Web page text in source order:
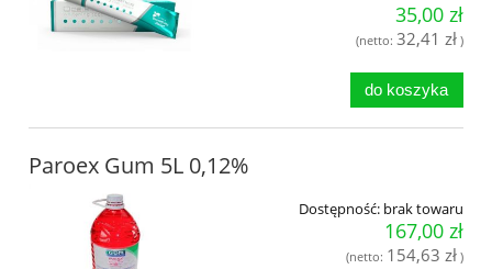
35,00 zł
(netto: 32,41 zł )
do koszyka
Paroex Gum 5L 0,12%
Dostępność: brak towaru
167,00 zł
(netto: 154,63 zł )